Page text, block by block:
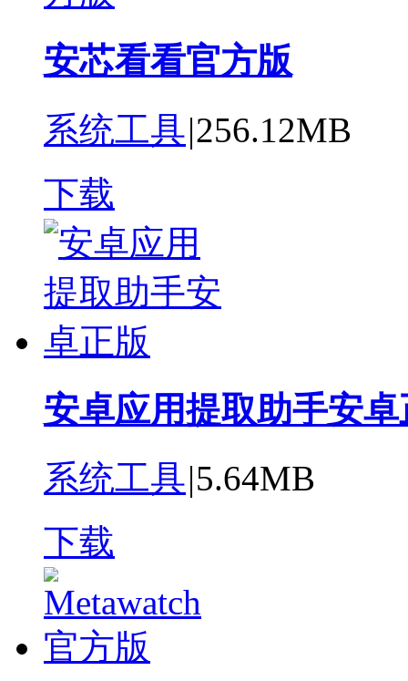
安芯看看官方版
系统工具|256.12MB
下载
安卓应用提取助手安卓
系统工具|5.64MB
下载